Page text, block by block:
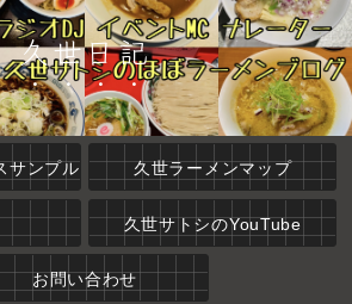
久世日記
サンプル 久世ラーメンマップ
久世サトシのYouTube
お問い合わせ